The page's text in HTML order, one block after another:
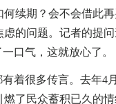
续期？会不会借此再
的问题。记者的提
口气，这就放心了。
很多传言。去年4
了民众蓄积已久的